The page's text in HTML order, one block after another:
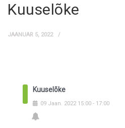
Kuuselõke
JAANUAR 5, 2022
Kuuselõke
09 Jaan. 2022 15:00 - 17:00